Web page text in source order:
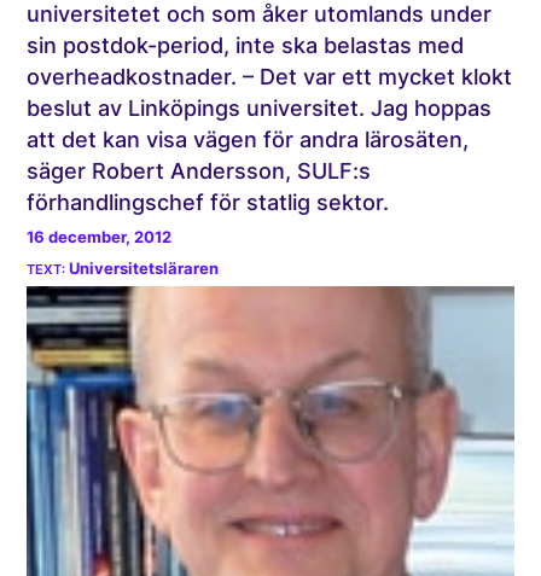
universitetet och som åker utomlands under
sin postdok-period, inte ska belastas med
overheadkostnader. – Det var ett mycket klokt
beslut av Linköpings universitet. Jag hoppas
att det kan visa vägen för andra lärosäten,
säger Robert Andersson, SULF:s
förhandlingschef för statlig sektor.
16 december, 2012
Universitetsläraren